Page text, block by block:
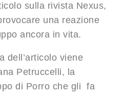
sulla rivista Nexus,
una reazione
ancora in vita.
dell’articolo viene
Petruccelli, la
di Porro che gli fa